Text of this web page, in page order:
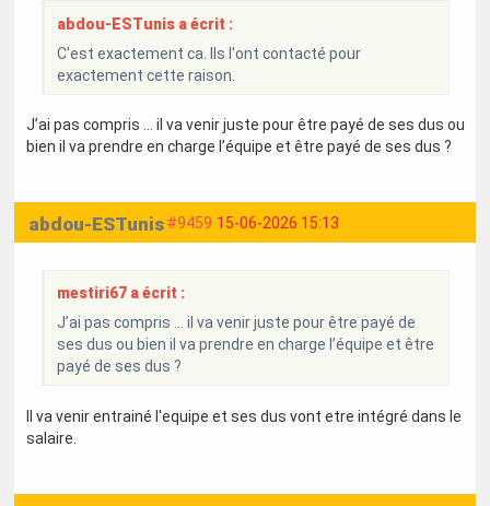
abdou-ESTunis a écrit :
C'est exactement ca. Ils l'ont contacté pour
exactement cette raison.
J’ai pas compris … il va venir juste pour être payé de ses dus ou
bien il va prendre en charge l’équipe et être payé de ses dus ?
#9459 15-06-2026 15:13
abdou-ESTunis
mestiri67 a écrit :
J’ai pas compris … il va venir juste pour être payé de
ses dus ou bien il va prendre en charge l’équipe et être
payé de ses dus ?
Il va venir entrainé l'equipe et ses dus vont etre intégré dans le
salaire.